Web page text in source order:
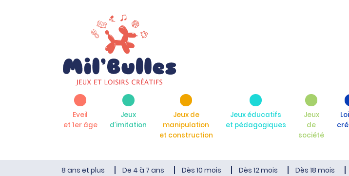
Eveil
et 1er âge
Jeux
d’imitation
Jeux de
manipulation
et construction
Jeux éducatifs
et pédagogiques
Jeux
de
société
8 ans et plus De 4 à 7 ans Dès 10 mois Dès 12 mois Dès 18 mois